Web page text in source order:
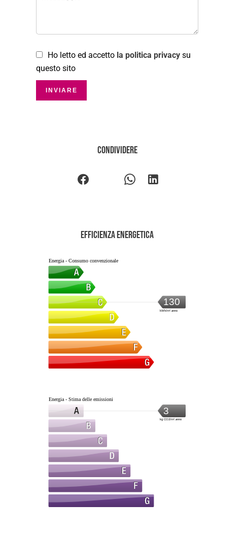
Ho letto ed accetto la politica privacy su
questo sito
INVIARE
Condividere
Efficienza energetica
Energia - Consumo convenzionale
130
kWh/m².anno
Energia - Stima delle emissioni
3
kg CO2/m².anno